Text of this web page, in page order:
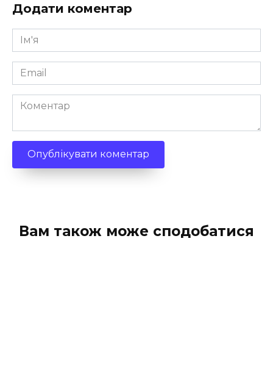
Додати коментар
Ім'я
*
Email
*
Коментар
Вам також може сподобатися